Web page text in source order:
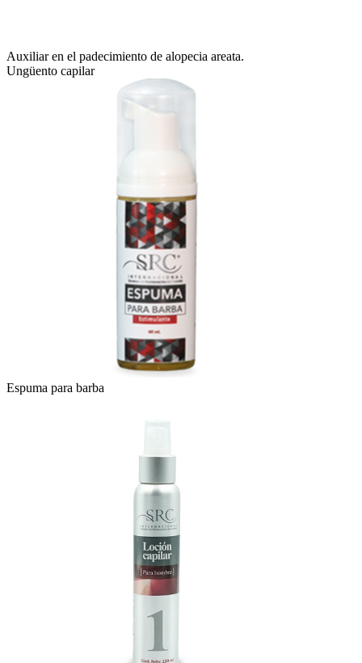
Auxiliar en el padecimiento de alopecia areata.
Ungüento capilar
Espuma para barba